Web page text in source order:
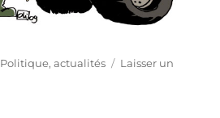
Catégories
Politique, actualités
Laisser un